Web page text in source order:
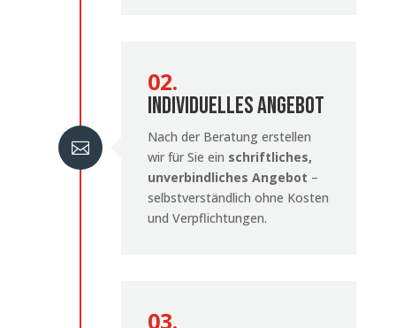

02.
Individuelles Angebot
Nach der Beratung erstellen
wir für Sie ein schriftliches,
unverbindliches Angebot –
selbstverständlich ohne Kosten
und Verpflichtungen.
03.